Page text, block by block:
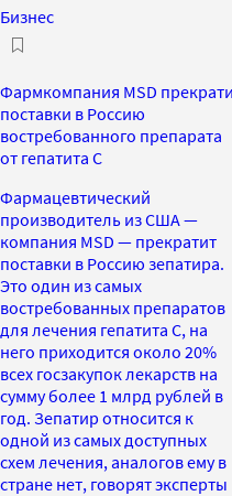
Бизнес
Фармкомпания MSD
поставки в Россию
востребованного препарата
от гепатита C
Фармацевтический
производитель из США —
компания MSD — прекратит
поставки в Россию зепатира.
Это один из самых
востребованных препаратов
для лечения гепатита С, на
него приходится около 20%
всех госзакупок лекарств на
сумму более 1 млрд рублей в
год. Зепатир относится к
одной из самых доступных
схем лечения, аналогов ему в
стране нет, говорят эксперты